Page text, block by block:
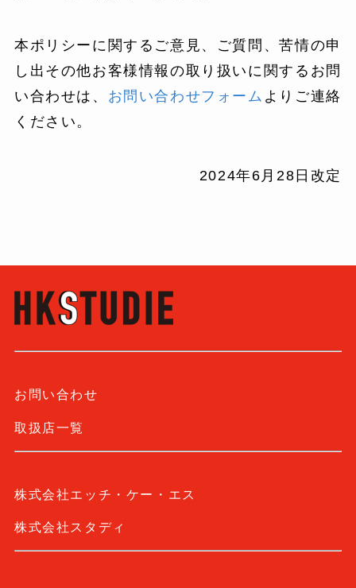
本ポリシーに関するご意見、ご質問、苦情の申
し出その他お客様情報の取り扱いに関するお問
い合わせは、 お問い合わせフォーム よりご連絡
ください。
2024年6月28日改定
お問い合わせ
取扱店一覧
株式会社エッチ・ケー・エス
株式会社スタディ